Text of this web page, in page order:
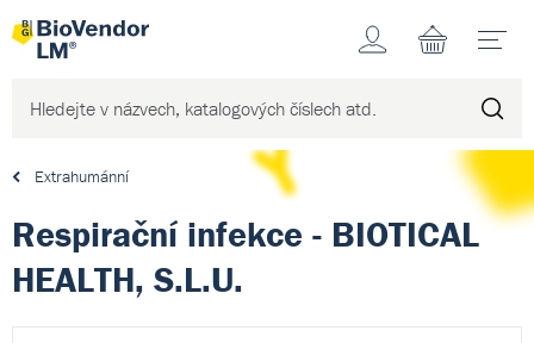
Účet
Extrahumánní
Respirační infekce - BIOTICAL
HEALTH, S.L.U.